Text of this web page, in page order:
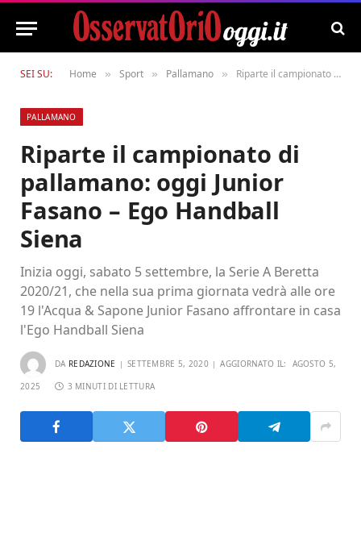
SEI SU: Home » Sport » Pallamano » Riparte il campionato di pallamano: oggi Junior Fasano – Ego Handball Siena
PALLAMANO
Riparte il campionato di
pallamano: oggi Junior
Fasano – Ego Handball
Siena
Inizia oggi, sabato 5 settembre, la Serie A Beretta
2020/21, che nella sua prima giornata vedrà alle ore
19 l'Acqua & Sapone Junior Fasano affrontare in casa
l'Ego Handball Siena
DA REDAZIONE SETTEMBRE 5, 2020 AGGIORNATO IL: AGOSTO 5,
2025 3 MINUTI DI LETTURA